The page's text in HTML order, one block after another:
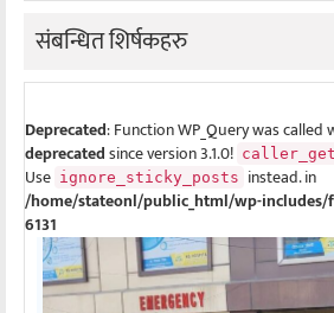
संबन्धित शिर्षकहरु
Deprecated: Function WP_Query was
deprecatedsince version 3.1.0!
Use ignore_sticky_posts instead. in
/home/stateonl/public_html/wp-
6131